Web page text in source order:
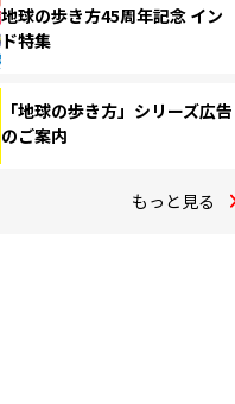
地球の歩き方45周年記念 イン
ド特集
「地球の歩き方」シリーズ広告
のご案内
もっと見る